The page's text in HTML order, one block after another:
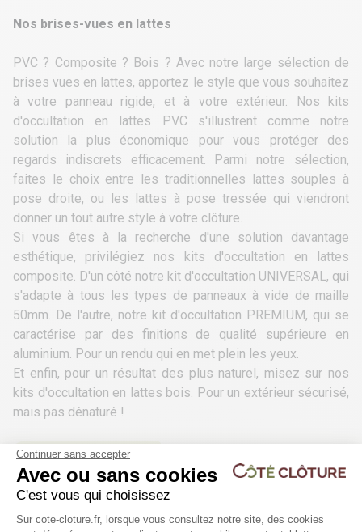
Nos brises-vues en lattes
PVC ? Composite ? Bois ? Avec notre large sélection de
brises vues en lattes, apportez le style que vous souhaitez
à votre panneau rigide, et à votre extérieur. Nos kits
d'occultation en lattes PVC s'illustrent comme notre
solution la plus économique pour vous protéger des
regards indiscrets efficacement. Parmi notre sélection,
faites le choix entre les traditionnelles lattes souples à
pose droite, ou les lattes à pose tressée qui viendront
donner un tout autre style à votre clôture.
Si vous êtes à la recherche d'une solution davantage
esthétique, privilégiez nos kits d'occultation en lattes
composite. D'un côté notre kit d'occultation UNIVERSAL, qui
s'adapte à tous les types de panneaux à vide de maille
50mm. De l'autre, notre kit d'occultation PREMIUM, qui se
caractérise par des finitions de qualité supérieure en
aluminium. Pour un rendu qui en met plein les yeux.
Et enfin, pour un résultat des plus naturel, misez sur nos
kits d'occultation en lattes bois. Pour un extérieur sécurisé,
mais pas dénaturé !
Voir la sélection
Continuer sans accepter
Avec ou sans cookies
C'est vous qui choisissez
Plateforme de Gestion du
Sur cote-cloture.fr, lorsque vous consultez notre site, des cookies